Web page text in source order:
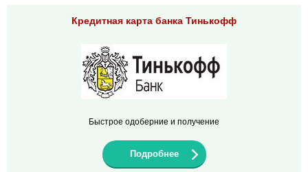
Кредитная карта банка Тинькофф
Быстрое одоберние и получение
Подробнее